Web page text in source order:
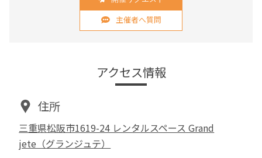
主催者へ質問
アクセス情報
住所
三重県松阪市1619-24 レンタルスペース Grand
jete（グランジュテ）